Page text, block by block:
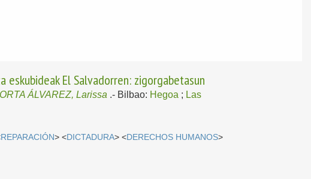
eskubideak El Salvadorren: zigorgabetasun
ÁLVAREZ, Larissa .- Bilbao: Hegoa ; Las
REPARACIÓN> <DICTADURA> <DERECHOS HUMANOS>